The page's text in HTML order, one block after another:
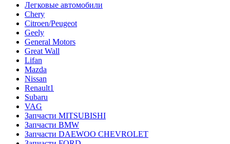
Легковые автомобили
Chery
Citroen/Peugeot
Geely
General Motors
Great Wall
Lifan
Mazda
Nissan
Renault1
Subaru
VAG
Запчасти MITSUBISHI
Запчасти BMW
Запчасти DAEWOO CHEVROLET